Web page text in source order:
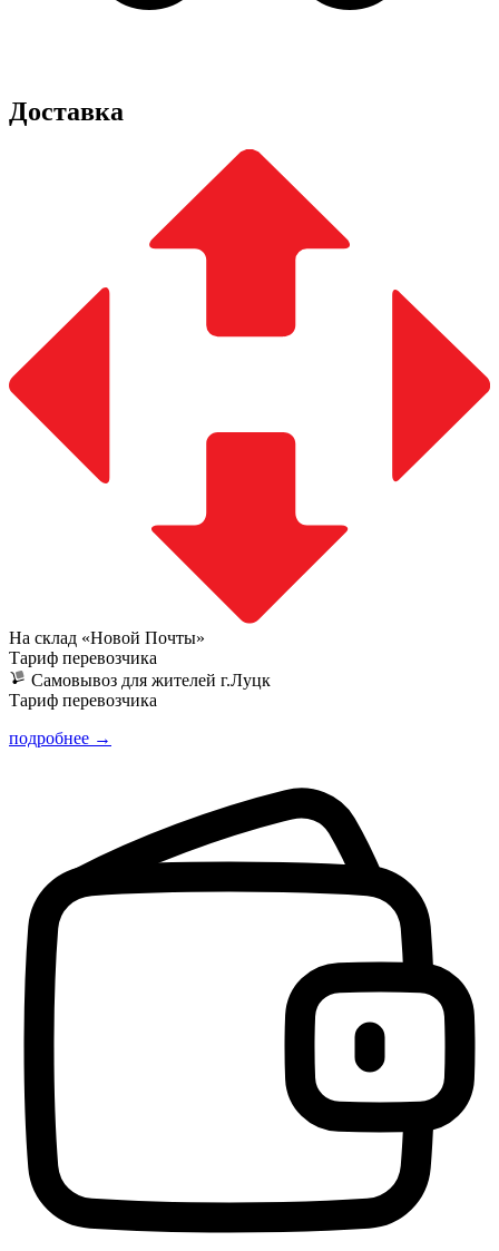
Доставка
На склад «Новой Почты»
Тариф перевозчика
Самовывоз для жителей г.Луцк
Тариф перевозчика
подробнее →